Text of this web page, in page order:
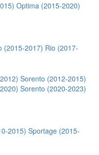
Optima (2015-2020)
(2015-2017) Rio (2017-
Sorento (2012-2015)
Sorento (2020-2023)
2015) Sportage (2015-